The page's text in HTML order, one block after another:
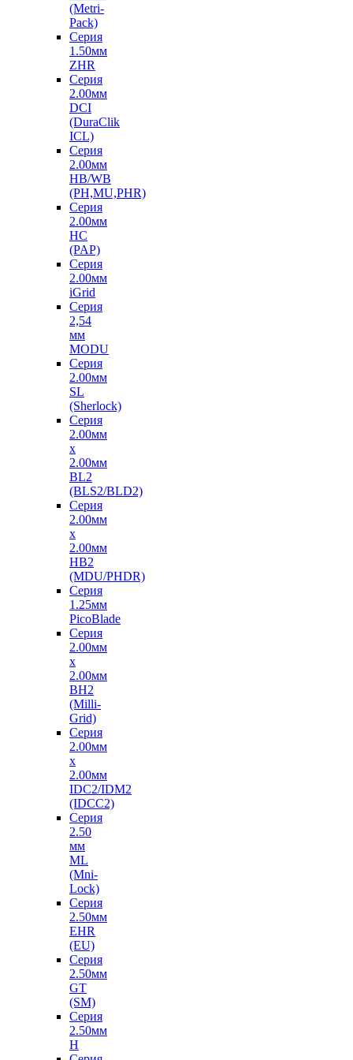
(Metri-
Pack)
Серия
1.50мм
ZHR
Серия
2.00мм
DCI
(DuraClik
ICL)
Серия
2.00мм
HB/WB
(PH,MU,PHR)
Серия
2.00мм
HC
(PAP)
Серия
2.00мм
iGrid
Серия
2,54
мм
MODU
Серия
2.00мм
SL
(Sherlock)
Серия
2.00мм
x
2.00мм
BL2
(BLS2/BLD2)
Серия
2.00мм
x
2.00мм
HB2
(MDU/PHDR)
Серия
1.25мм
PicoBlade
Серия
2.00мм
х
2.00мм
BH2
(Milli-
Grid)
Серия
2.00мм
х
2.00мм
IDC2/IDM2
(IDCC2)
Серия
2.50
мм
ML
(Mni-
Lock)
Серия
2.50мм
EHR
(EU)
Серия
2.50мм
GT
(SM)
Серия
2.50мм
H